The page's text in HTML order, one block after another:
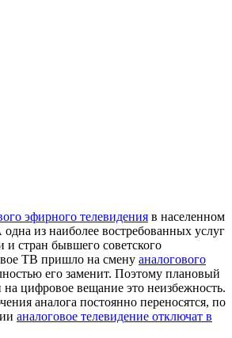
эфирного телевидения в населенном
из наиболее востребованных услуг
и стран бывшего советского
ТВ пришло на смену аналогового
его заменит. Поэтому плановый
на цифровое вещание это неизбежность.
аналога постоянно переносятся, по
аналоговое телевидение отключат в